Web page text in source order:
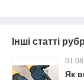
Інші статті
Як